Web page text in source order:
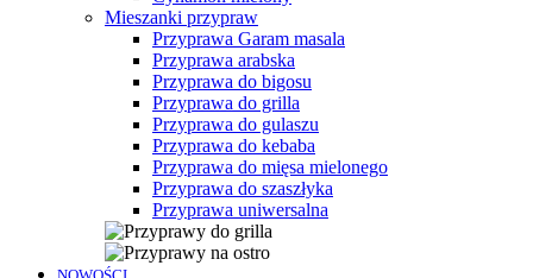
Mieszanki przypraw
Przyprawa Garam masala
Przyprawa arabska
Przyprawa do bigosu
Przyprawa do grilla
Przyprawa do gulaszu
Przyprawa do kebaba
Przyprawa do mięsa mielonego
Przyprawa do szaszłyka
Przyprawa uniwersalna